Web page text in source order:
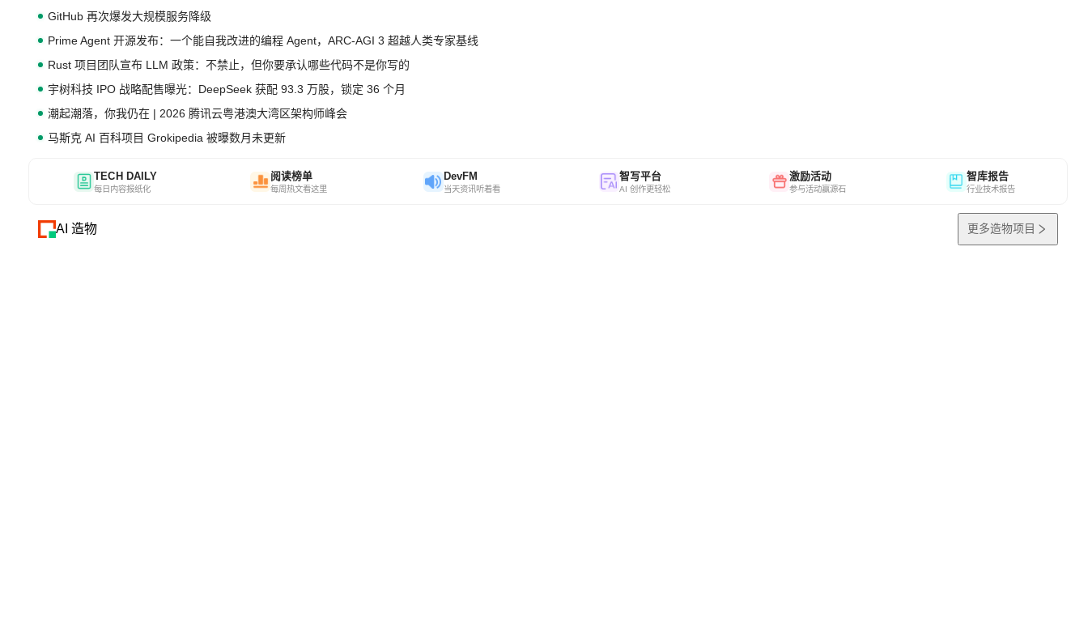
GitHub 再次爆发大规模服务降级
Prime Agent 开源发布：一个能自我改进的编程 Agent，ARC-AGI 3 超越人类专家基线
Rust 项目团队宣布 LLM 政策：不禁止，但你要承认哪些代码不是你写的
宇树科技 IPO 战略配售曝光：DeepSeek 获配 93.3 万股，锁定 36 个月
潮起潮落，你我仍在 | 2026 腾讯云粤港澳大湾区架构师峰会
马斯克 AI 百科项目 Grokipedia 被曝数月未更新
TECH DAILY
每日内容报纸化
阅读榜单
每周热文看这里
DevFM
当天资讯听着看
智写平台
AI 创作更轻松
激励活动
参与活动赢源石
智库报告
行业技术报告
AI 造物 更多造物项目